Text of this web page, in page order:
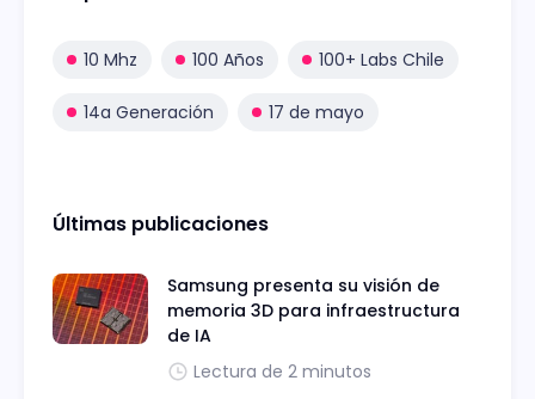
10 Mhz 100 Años 100+ Labs Chile
14a Generación 17 de mayo
Últimas publicaciones
Samsung presenta su visión de
memoria 3D para infraestructura
de IA
Lectura de 2 minutos